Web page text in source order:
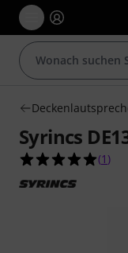
Syrincs
5.0
(1 )